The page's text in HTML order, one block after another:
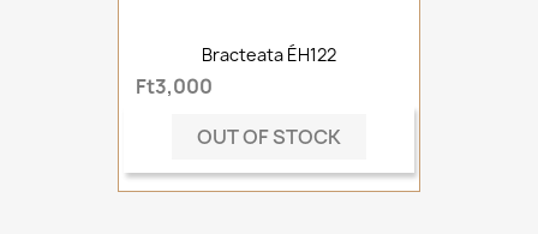
Bracteata ÉH122
Ft3,000
OUT OF STOCK